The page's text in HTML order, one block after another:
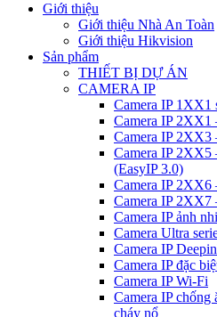
Giới thiệu
Giới thiệu Nhà An Toàn
Giới thiệu Hikvision
Sản phẩm
THIẾT BỊ DỰ ÁN
CAMERA IP
Camera IP 1XX1
Camera IP 2XX1
Camera IP 2XX3
Camera IP 2XX5
(EasyIP 3.0)
Camera IP 2XX6
Camera IP 2XX7
Camera IP ảnh
Camera Ultra
Camera IP
Camera IP đặc
Camera IP Wi-Fi
Camera IP chống
cháy nổ